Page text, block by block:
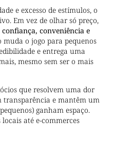
e excesso de estímulos, o
Em vez de olhar só preço,
confiança, conveniência e
muda o jogo para pequenos
e entrega uma
mesmo sem ser o mais
que resolvem uma dor
transparência e mantêm um
ganham espaço.
até e-commerces